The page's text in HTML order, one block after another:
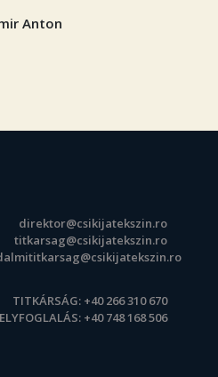
Anton
direktor@csikijatekszin.ro
titkarsag@csikijatekszin.ro
TITKÁRSÁG: +40 266 310 670
+40 748 168 506